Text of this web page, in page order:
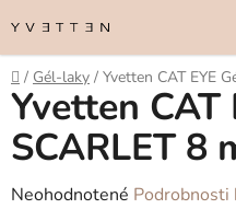
na
obsah
Domov
/ Gél-laky / Yvetten CAT EYE
Yvetten CAT
SCARLET 8
Priemerné
Neohodnotené Podrobnosti